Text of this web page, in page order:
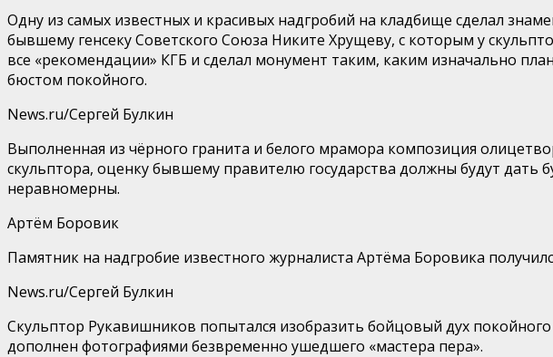
Одну из самых известных и красивых надгробий на кладбище сделал
бывшему генсеку Советского Союза Никите Хрущеву, с которым у
все «рекомендации» КГБ и сделал монумент таким, каким изначально
бюстом покойного.
News.ru/Сергей Булкин
Выполненная из чёрного гранита и белого мрамора композиция
скульптора, оценку бывшему правителю государства должны будут
неравномерны.
Артём Боровик
Памятник на надгробие известного журналиста Артёма Боровика
News.ru/Сергей Булкин
Скульптор Рукавишников попытался изобразить бойцовый дух
дополнен фотографиями безвременно ушедшего «мастера пера».